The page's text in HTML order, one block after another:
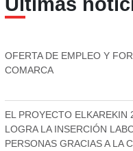
OFERTA DE EMPLEO Y
COMARCA
EL PROYECTO ELKAREKIN
LOGRA LA INSERCIÓN
PERSONAS GRACIAS A LA